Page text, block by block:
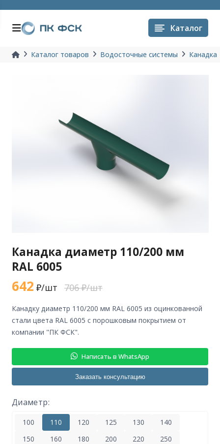
Каталог
Каталог товаров Водосточные системы Канадка
Канадка диаметр 110/200 мм
RAL 6005
642 ₽/шт 706 ₽/шт
канадку диаметр 110/200 мм RAL 6005 из оцинкованной
стали цвета RAL 6005 с порошковым покрытием от
компании "ПК ФСК".
Написать в WhatsApp
Заказать консультацию
Диаметр:
100 110 120 125 130
140
150
160 180 200 220
250